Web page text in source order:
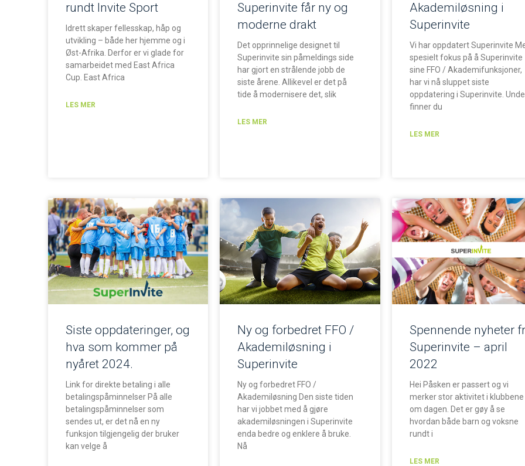
rundt Invite Sport
Idrett skaper fellesskap, håp og
utvikling – både her hjemme og i
Øst-Afrika. Derfor er vi glade for
samarbeidet med East Africa
Cup. East Africa
LES MER
Superinvite får ny og
moderne drakt
Det opprinnelige designet til
Superinvite sin påmeldings side
har gjort en strålende jobb de
siste årene. Allikevel er det på
tide å modernisere det, slik
LES MER
Akademiløsning i
Superinvite
Vi har oppdatert Superinvite
spesielt fokus på å Superinvite
sine FFO / Akademifunksjoner,
har vi nå sluppet siste
oppdatering i Superinvite.
finner du
LES MER
Siste oppdateringer, og
hva som kommer på
nyåret 2024.
Link for direkte betaling i alle
betalingspåminnelser På alle
betalingspåminnelser som
sendes ut, er det nå en ny
funksjon tilgjengelig der bruker
kan velge å
Ny og forbedret FFO /
Akademiløsning i
Superinvite
Ny og forbedret FFO /
Akademiløsning Den siste tiden
har vi jobbet med å gjøre
akademiløsningen i Superinvite
enda bedre og enklere å bruke.
Nå
Spennende nyheter
Superinvite – april
2022
Hei Påsken er passert og vi
merker stor aktivitet i klubbene
om dagen. Det er gøy å se
hvordan både barn og voksne
rundt i
LES MER